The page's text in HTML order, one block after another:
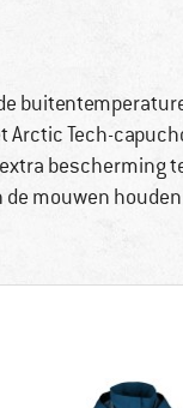
Arctic Tech-
bescherming
mouwen